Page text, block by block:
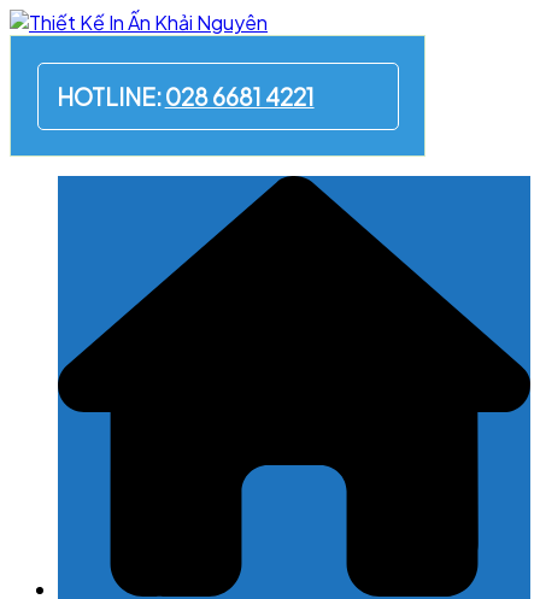
Skip
content
HOTLINE:028 6681 4221